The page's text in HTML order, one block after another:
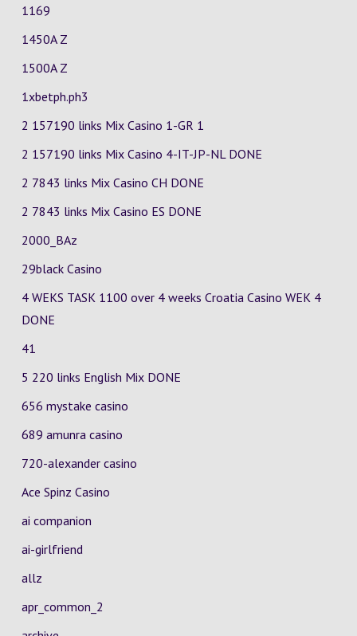
1169
1450A Z
1500A Z
1xbetph.ph3
2 157190 links Mix Casino 1-GR 1
2 157190 links Mix Casino 4-IT-JP-NL DONE
2 7843 links Mix Casino CH DONE
2 7843 links Mix Casino ES DONE
2000_BAz
29black Casino
4 WEKS TASK 1100 over 4 weeks Croatia Casino WEK 4
DONE
41
5 220 links English Mix DONE
656 mystake casino
689 amunra casino
720-alexander casino
Ace Spinz Casino
ai companion
ai-girlfriend
allz
apr_common_2